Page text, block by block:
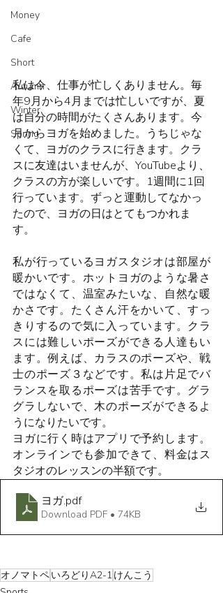
Money
Cafe
Short
Autumn
Winter
Spring
私は今、仕事が忙しくありません。毎
年9月から4月までは忙しいですが、夏
は自分の時間がたくさんあります。今
月からヨガを始めました。うちじゃな
くて、ヨガのクラスに行きます。クラ
スに友達はいませんが、YouTubeより、
クラスの方が楽しいです。1週間に1回
行っています。ずっと運動してなかっ
たので、ヨガの日はとてもつかれま
す。
私が行っているヨガスタジオは部屋が
暖かいです。ホットヨガのような暑さ
ではなくて、温室みたいな、自然な暖
かさです。たくさん汗をかいて、すっ
きりするので気に入っています。クラ
スには難しいポーズができる人達もい
ます。例えば、カラスのポーズや、戦
士のポーズ３などです。私は片足でバ
ランスを取るポーズは苦手です。グラ
グラしないで、木のポーズができるよ
うになりたいです。
ヨガに行く時はアプリで予約します。
オンラインでも参加できて、料金はス
タジオのレッスンの半額です。
ヨガ.pdf
Download PDF • 74KB
オノマトペいろどりA2-1 けんこう